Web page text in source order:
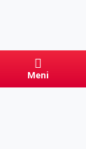
Meni